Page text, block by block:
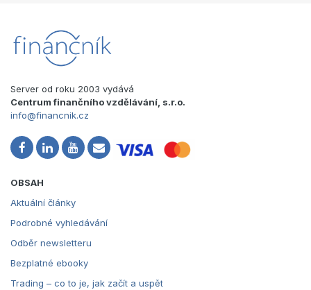
Server od roku 2003 vydává
Centrum finančního vzdělávání, s.r.o.
info@financnik.cz
OBSAH
Aktuální články
Podrobné vyhledávání
Odběr newsletteru
Bezplatné ebooky
Trading – co to je, jak začít a uspět